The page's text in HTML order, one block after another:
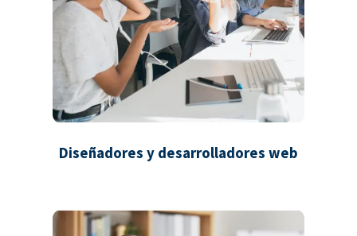
Diseñadores y desarrolladores web